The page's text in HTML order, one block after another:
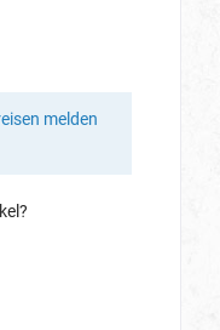
melden